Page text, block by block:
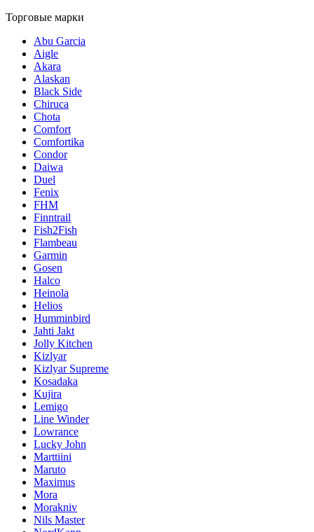
Торговые марки
Abu Garcia
Aigle
Akara
Alaskan
Black Side
Chiruca
Chota
Comfort
Comfortika
Condor
Daiwa
Duel
Fenix
FHM
Finntrail
Fish2Fish
Flambeau
Garmin
Gosen
Halco
Heinola
Helios
Humminbird
Jahti Jakt
Jolly Kitchen
Kizlyar
Kizlyar Supreme
Kosadaka
Kujira
Lemigo
Line Winder
Lowrance
Lucky John
Marttiini
Maruto
Maximus
Mora
Morakniv
Nils Master